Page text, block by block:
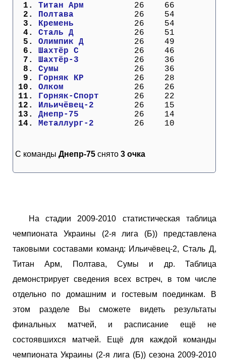
Кубок Европы (отбор)
Лига Наций
  1.
Титан Арм
  26    66
  2.
Полтава
  26    54
  3.
Кремень
  26    54
  4.
Сталь Д
  26    51
  5.
Олимпик Д
  26    49
  6.
Шахтёр С
  26    46
  7.
Шахтёр-3
  26    36
  8.
Сумы
  26    36
  9.
Горняк КР
  26    28
10. Олком
  26    26
11.
Горняк-Спорт
  26    22
12.
Ильичёвец-2
  26    15
13. Днепр-75
  26    14
14.
Металлург-2
  26    10
С команды Днепр-75 снято 3 очка
На стадии 2009-2010 статистическая таблица
чемпионата Украины (2-я лига (Б)) представлена
таковыми составами команд: Ильичёвец-2, Сталь Д,
Титан Арм, Полтава, Сумы и др. Таблица
демонстрирует сведения всех встреч, в том числе
отдельно по домашним и гостевым поединкам. В
этом разделе Вы сможете видеть результаты
финальных матчей, и расписание ещё не
состоявшихся матчей. Ещё для каждой команды
чемпионата Украины (2-я лига (Б)) сезона 2009-2010